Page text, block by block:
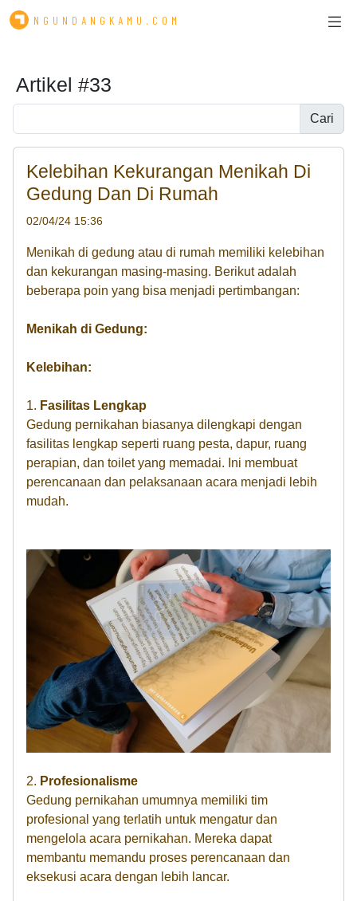
NGUNDANGKAMU.COM
Artikel #33
Cari
Kelebihan Kekurangan Menikah Di
Gedung Dan Di Rumah
02/04/24 15:36
Menikah di gedung atau di rumah memiliki kelebihan
dan kekurangan masing-masing. Berikut adalah
beberapa poin yang bisa menjadi pertimbangan:
Menikah di Gedung:
Kelebihan:
1. Fasilitas Lengkap
Gedung pernikahan biasanya dilengkapi dengan
fasilitas lengkap seperti ruang pesta, dapur, ruang
perapian, dan toilet yang memadai. Ini membuat
perencanaan dan pelaksanaan acara menjadi lebih
mudah.
2. Profesionalisme
Gedung pernikahan umumnya memiliki tim
profesional yang terlatih untuk mengatur dan
mengelola acara pernikahan. Mereka dapat
membantu memandu proses perencanaan dan
eksekusi acara dengan lebih lancar.